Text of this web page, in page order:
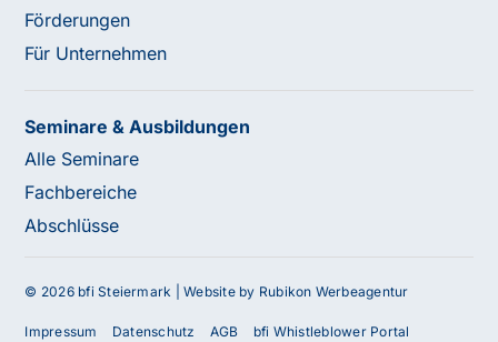
Förderungen
Für Unternehmen
Seminare & Ausbildungen
Alle Seminare
Fachbereiche
Abschlüsse
© 2026 bfi Steiermark |Website by Rubikon Werbeagentur
Impressum Datenschutz AGB bfi Whistleblower Portal